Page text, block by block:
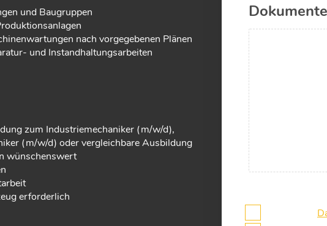
Dokumente
und Baugruppen
nach vorgegebenen Plänen
und Instandhaltungsarbeiten
zum Industriemechaniker (m/w/d),
(m/w/d) oder vergleichbare Ausbildung
wünschenswert
erforderlich